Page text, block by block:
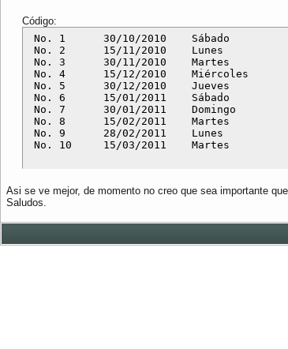
Código:
No. 1      30/10/2010    Sábado
No. 2      15/11/2010    Lunes
No. 3      30/11/2010    Martes
No. 4      15/12/2010    Miércoles
No. 5      30/12/2010    Jueves
No. 6      15/01/2011    Sábado
No. 7      30/01/2011    Domingo
No. 8      15/02/2011    Martes
No. 9      28/02/2011    Lunes
Asi se ve mejor, de momento no creo que sea importante
Saludos.